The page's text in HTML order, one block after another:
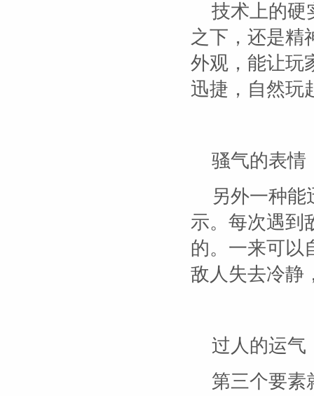
技术上的硬
之下，还是精
外观，能让玩
迅捷，自然玩
骚气的表情
另外一种
示。每次遇到
的。一来可以
敌人失去冷静
过人的运气
第三个要素